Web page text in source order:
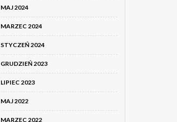
MAJ 2024
MARZEC 2024
STYCZEŃ 2024
GRUDZIEŃ 2023
LIPIEC 2023
MAJ 2022
MARZEC 2022